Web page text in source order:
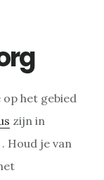
het gebied
zijn in
Houd je van